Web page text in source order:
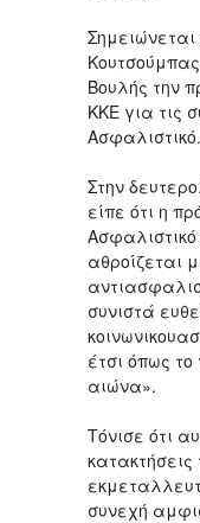
Σημειώνεται
Βουλής την
ΚΚΕ για τις
Ασφαλιστικό.
Στην
είπε ότι η
αθροίζεται
συνιστά
έτσι όπως
αιώνα».
Τόνισε ότι
συνεχή